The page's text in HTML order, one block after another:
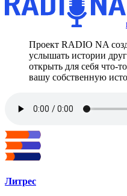
Проект RADIO NA
услышать истории
открыть для себя что-
вашу собственную
Литрес